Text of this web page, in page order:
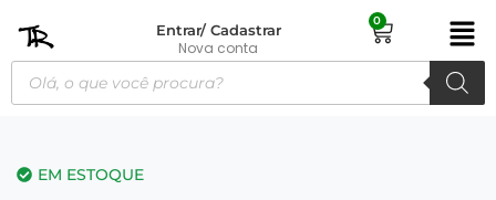
Entrar/ Cadastrar
Nova conta
0
EM ESTOQUE